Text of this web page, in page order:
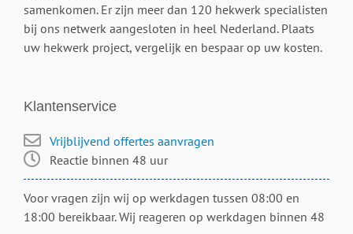
samenkomen. Er zijn meer dan 120 hekwerk specialisten
bij ons netwerk aangesloten in heel Nederland. Plaats
uw hekwerk project, vergelijk en bespaar op uw kosten.
Klantenservice
Vrijblijvend offertes aanvragen
Reactie binnen 48 uur
Voor vragen zijn wij op werkdagen tussen 08:00 en
18:00 bereikbaar. Wij reageren op werkdagen binnen 48